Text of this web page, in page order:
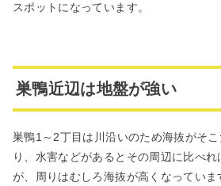
スポットになっています。
巣鴨近辺は地盤が強い
巣鴨1～2丁目は川沿いのため海抜がそ
り、水害などがあるとその周辺に比べ
が、周りはむしろ海抜が高くなっていま